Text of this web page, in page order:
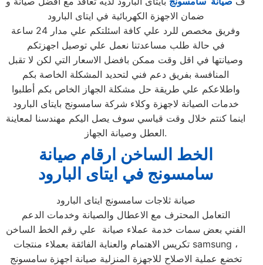
ضمان الاجهزة الكهربائية في ايتاى البارود
وفريق مخصص للرد علي كافة اسئلتكم علي مدار 24 ساعة
في حالة طلب مساعدتنا نعمل علي توصيل اجهزتكم
وصيانتها في اقل وقت ممكن بافضل الاسعار التي لكن لا تقبل
المنافسة بفريق دعم فني لتحديد المشكلة الخاصة بكم
واطلاعكم علي طريقة حل مشكلة الجهاز الخاص بكم أطلبوا
خدمات الصيانة لاجهزة وكلاء شركة سامسونج بايتاى البارود
اينما كنتم خلال وقت قياسي سوف يصل اليكم مهندسنا لمعاينة
العطل وصيانة الجهاز.
الخط الساخن ارقام صيانة
سامسونج في ايتاى البارود
صيانة ثلاجات سامسونج ايتاى البارود
التعامل المحترف مع الاعطال والصيانة وخدمات الدعم
الفني بعض سمات خدمة عملاء صيانة علي رقم الخط الساخن
تكريس الاهتمام والعناية الفائقة بعملاء منتجات samsung ،
تخضع عملية الاصلاح للاجهزة المنزلية صيانة اجهزة سامسونج